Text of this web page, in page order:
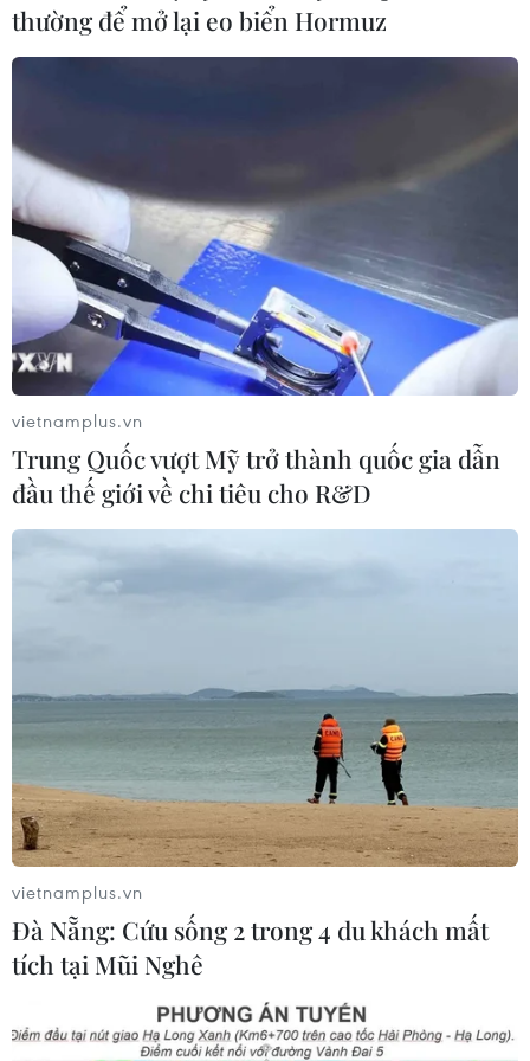
tượng xả súng ở thủ đô
16/02/2015 11:39
Hai đối tượng này bị tình nghi trợ giúp và tiếp tay cho
thủ phạm liên quan tới các vụ xả súng ở trung tâm văn
hóa Krudttoenden và giáo đường Do Thái tại
Krystalgade.
thường để mở lại eo biển Hormuz
vietnamplus.vn
Trung Quốc vượt Mỹ trở thành quốc gia dẫn
đầu thế giới về chi tiêu cho R&D
vietnamplus.vn
Đà Nẵng: Cứu sống 2 trong 4 du khách mất
tích tại Mũi Nghê